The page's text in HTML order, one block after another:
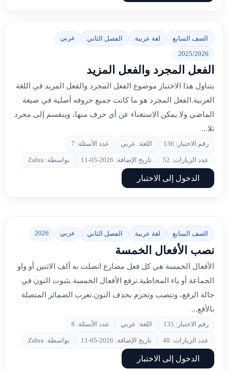
الصف السابع لغة عربية الفصل الثاني عربي
2025/2026
الفعل المجرد والفعل المزيد
يتناول هذا الاختبار موضوع الفعل المجرد والفعل المزيد في اللغة
العربية.الفعل المجرد هو ما كانت جميع حروفه أصلية في صيغة
الماضي ولا يمكن الاستغناء عن أي حرف منها، وينقسم إلى مجرد
ثلا...
رقم الاختبار: 136 اللغة: عربي عدد الأسئلة: 7
عدد الزيارات: 52 تاريخ الإضافة: 2026-05-11 بواسطة: Zahra
الدخول إلى الاختبار
الصف السابع لغة عربية الفصل الثاني عربي 2026
نصب الأفعال الخمسة
الأفعال الخمسة هي كل فعل مضارع اتصلت به ألف الاثنين أو واو
الجماعة أو ياء المخاطبة.ترفع الأفعال الخمسة بثبوت النون في
حالة الرفع، وتنصب وتجزم بحذف النون.تعرب الضمائر المتصلة
بالأفع...
رقم الاختبار: 135 اللغة: عربي عدد الأسئلة: 8
عدد الزيارات: 48 تاريخ الإضافة: 2026-05-11 بواسطة: Zahra
الدخول إلى الاختبار